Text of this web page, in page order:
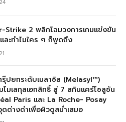
Strike 2 พลิกโฉมวงการเกมแข่งขัน
ละทำไมใคร ๆ ก็พูดถึง
ปยกระดับเมลาซิล (Melasyl™)
โมเลกุลเอกสิทธิ์ สู่ 7 สกินแคร์โซลูชัน
Paris และ La Roche- Posay
ดด่างดำเพื่อผิวดูสม่ำเสมอ